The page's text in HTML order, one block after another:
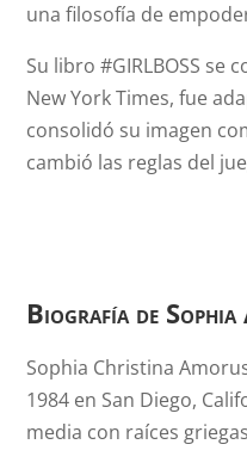
una filosofía de
Su libro #GIRLBOSS se
New York Times, fue
consolidó su imagen
cambió las reglas del
Biografía de Sophia
Sophia Christina
1984 en San Diego,
media con raíces